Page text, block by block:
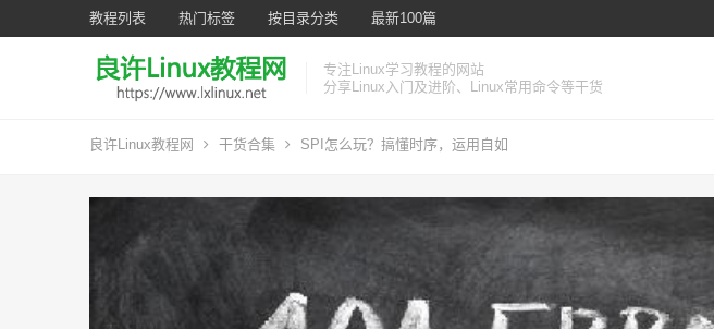
教程列表 热门标签 按目录分类 最新100篇
专注Linux学习教程的网站
分享Linux入门及进阶、Linux常用命令等干货
良许Linux教程网 干货合集 SPI怎么玩？搞懂时序，运用自如